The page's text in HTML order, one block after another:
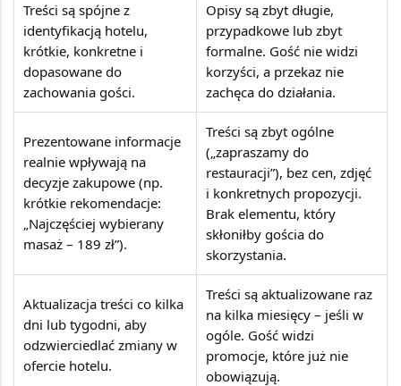
Treści są spójne z
identyfikacją hotelu,
krótkie, konkretne i
dopasowane do
zachowania gości.
Opisy są zbyt długie,
przypadkowe lub zbyt
formalne. Gość nie widzi
korzyści, a przekaz nie
zachęca do działania.
Prezentowane informacje
realnie wpływają na
decyzje zakupowe (np.
krótkie rekomendacje:
„Najczęściej wybierany
masaż – 189 zł”).
Treści są zbyt ogólne
(„zapraszamy do
restauracji”), bez cen, zdjęć
i konkretnych propozycji.
Brak elementu, który
skłoniłby gościa do
skorzystania.
Aktualizacja treści co kilka
dni lub tygodni, aby
odzwierciedlać zmiany w
ofercie hotelu.
Treści są aktualizowane raz
na kilka miesięcy – jeśli w
ogóle. Gość widzi
promocje, które już nie
obowiązują.